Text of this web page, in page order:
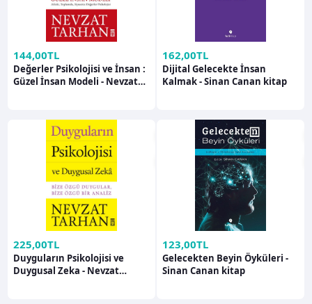
144,00TL
Değerler Psikolojisi ve İnsan :
Güzel İnsan Modeli - Nevzat
162,00TL
Dijital Gelecekte İnsan
Kalmak - Sinan Canan kitap
225,00TL
Duyguların Psikolojisi ve
Duygusal Zeka - Nevzat
123,00TL
Gelecekten Beyin Öyküleri -
Sinan Canan kitap